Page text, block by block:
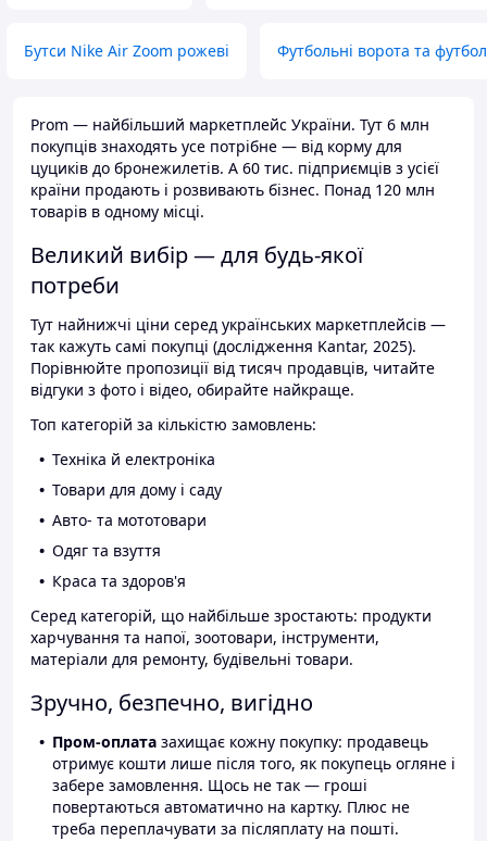
Бутси Nike Air Zoom рожеві Футбольні ворота та
Prom — найбільший маркетплейс України. Тут 6 млн
покупців знаходять усе потрібне — від корму для
цуциків до бронежилетів. А 60 тис. підприємців з усієї
країни продають і розвивають бізнес. Понад 120 млн
товарів в одному місці.
Великий вибір — для будь-якої
потреби
Тут найнижчі ціни серед українських маркетплейсів —
так кажуть самі покупці (дослідження Kantar, 2025).
Порівнюйте пропозиції від тисяч продавців, читайте
відгуки з фото і відео, обирайте найкраще.
Топ категорій за кількістю замовлень:
Техніка й електроніка
Товари для дому і саду
Авто- та мототовари
Одяг та взуття
Краса та здоров'я
Серед категорій, що найбільше зростають: продукти
харчування та напої, зоотовари, інструменти,
матеріали для ремонту, будівельні товари.
Зручно, безпечно, вигідно
Пром-оплата захищає кожну покупку: продавець
отримує кошти лише після того, як покупець огляне і
забере замовлення. Щось не так — гроші
повертаються автоматично на картку. Плюс не
треба переплачувати за післяплату на пошті.